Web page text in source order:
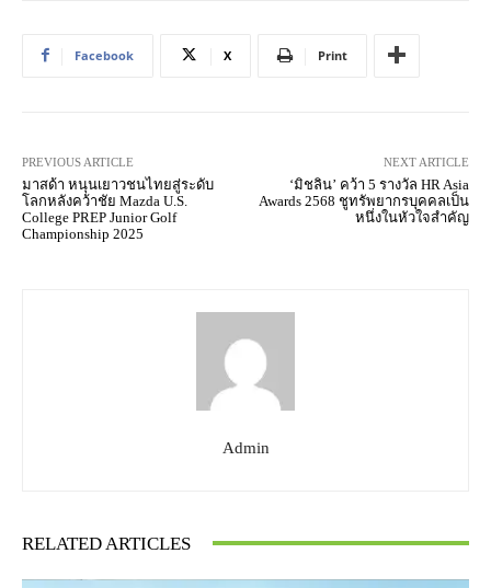
Facebook X Print
PREVIOUS ARTICLE
มาสด้า หนุนเยาวชนไทยสู่ระดับ
โลกหลังคว้าชัย Mazda U.S.
College PREP Junior Golf
Championship 2025
NEXT ARTICLE
‘มิชลิน’ คว้า 5 รางวัล HR Asia
Awards 2568 ชูทรัพยากรบุคคลเป็น
หนึ่งในหัวใจสำคัญ
Admin
RELATED ARTICLES